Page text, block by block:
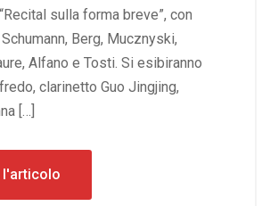
sulla forma breve”, con
Berg, Mucznyski,
Alfano e Tosti. Si esibiranno
clarinetto Guo Jingjing,
[…]
l'articolo